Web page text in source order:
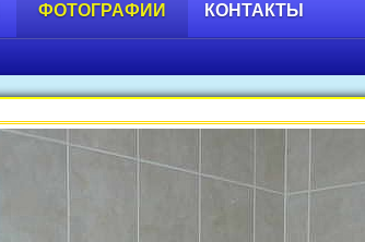
ФОТОГРАФИИ КОНТАКТЫ